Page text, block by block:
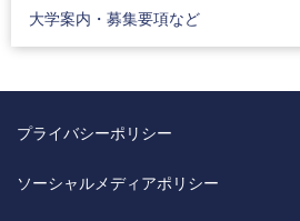
編入学一般選抜募集
外国人留学生募集
入学検定料減額について
個別の入学資格審査
アドミッションポリシー
2022年度入試結果
入学相談・キャンパス見学のご案内
入試対策イベント
全国進学相談会
大学案内・募集要項など
入試・入学相談フォーム
プライバシーポリシー
ソーシャルメディアポリシー